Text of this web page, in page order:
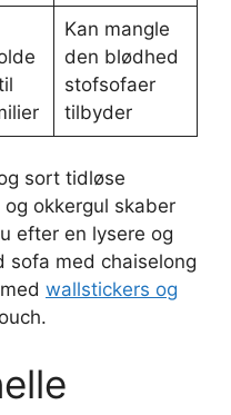
Kan mangle
den blødhed
stofsofaer
tilbyder
sort tidløse
okkergul skaber
efter en lysere og
sofa med chaiselong
wallstickers og